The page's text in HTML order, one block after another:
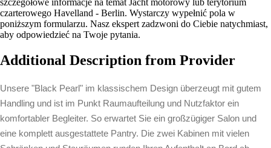
szczegółowe informacje na temat Jacht motorowy lub terytorium
czarterowego Havelland - Berlin. Wystarczy wypełnić pola w
poniższym formularzu. Nasz ekspert zadzwoni do Ciebie natychmiast,
aby odpowiedzieć na Twoje pytania.
Additional Description from Provider
Unsere "Black Pearl" im klassischem Design überzeugt mit gutem
Handling und ist im Punkt Raumaufteilung und Nutzfaktor ein
komfortabler Begleiter. So erwartet Sie ein großzügiger Salon und
eine komplett ausgestattete Pantry. Die zwei Kabinen mit vielen